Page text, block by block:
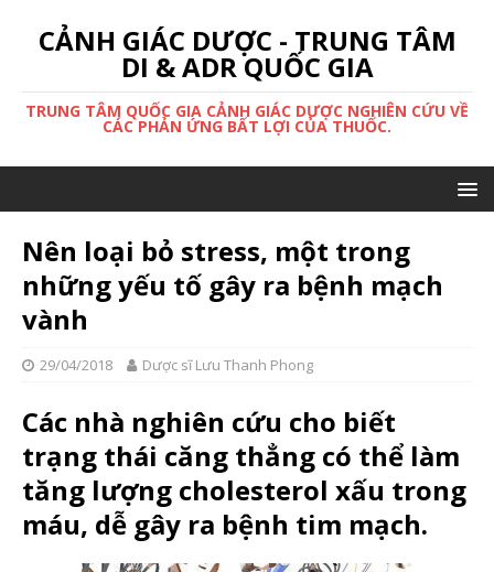
CẢNH GIÁC DƯỢC - TRUNG TÂM
DI & ADR QUỐC GIA
TRUNG TÂM QUỐC GIA CẢNH GIÁC DƯỢC NGHIÊN CỨU VỀ
CÁC PHẢN ỨNG BẤT LỢI CỦA THUỐC.
Nên loại bỏ stress, một trong
những yếu tố gây ra bệnh mạch
vành
29/04/2018 Dược sĩ Lưu Thanh Phong
Các nhà nghiên cứu cho biết
trạng thái căng thẳng có thể làm
tăng lượng cholesterol xấu trong
máu, dễ gây ra bệnh tim mạch.